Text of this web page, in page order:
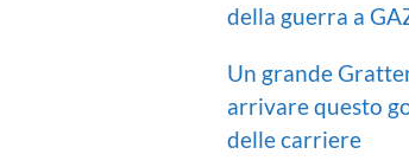
della guerra a
Un grande
arrivare questo
delle carriere